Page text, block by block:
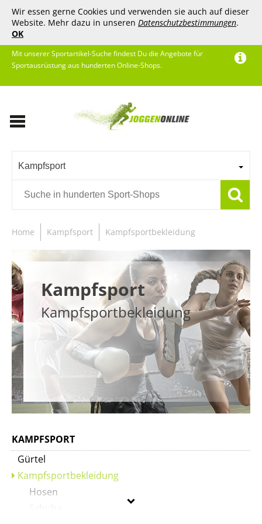
Wir essen gerne Cookies und verwenden sie auch auf dieser
Website. Mehr dazu in unseren Datenschutzbestimmungen.
OK
Mit unserer Sportartikel-Suche findest Du die Angebote für
Sportausrüstung aus hunderten Online-Shops.
Kampfsport
Home Kampfsport Kampfsportbekleidung
Kampfsport
Kampfsportbekleidung
KAMPFSPORT
Gürtel
Kampfsportbekleidung
Hosen